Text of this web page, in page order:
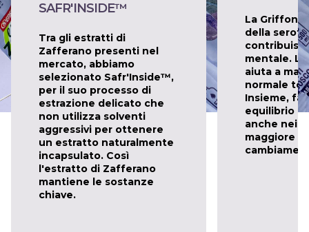
SAFR'INSIDE™
Tra gli estratti di
Zafferano presenti nel
mercato, abbiamo
selezionato Safr'Inside™,
per il suo processo di
estrazione delicato che
non utilizza solventi
aggressivi per ottenere
un estratto naturalmente
incapsulato. Così
l'estratto di Zafferano
mantiene le sostanze
chiave.
La
della
mentale.
aiuta a
normale
Insieme,
equilibrio e
anche nei
maggiore